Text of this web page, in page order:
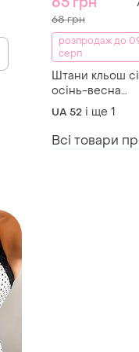
68 грн
розпродаж до
серп
Штани кльош
осінь-весна
amaranto р.16.
UA 52 і ще 1
Всі товари